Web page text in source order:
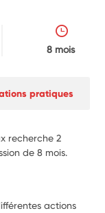
8 mois
pratiques
recherche 2
de 8 mois.
actions